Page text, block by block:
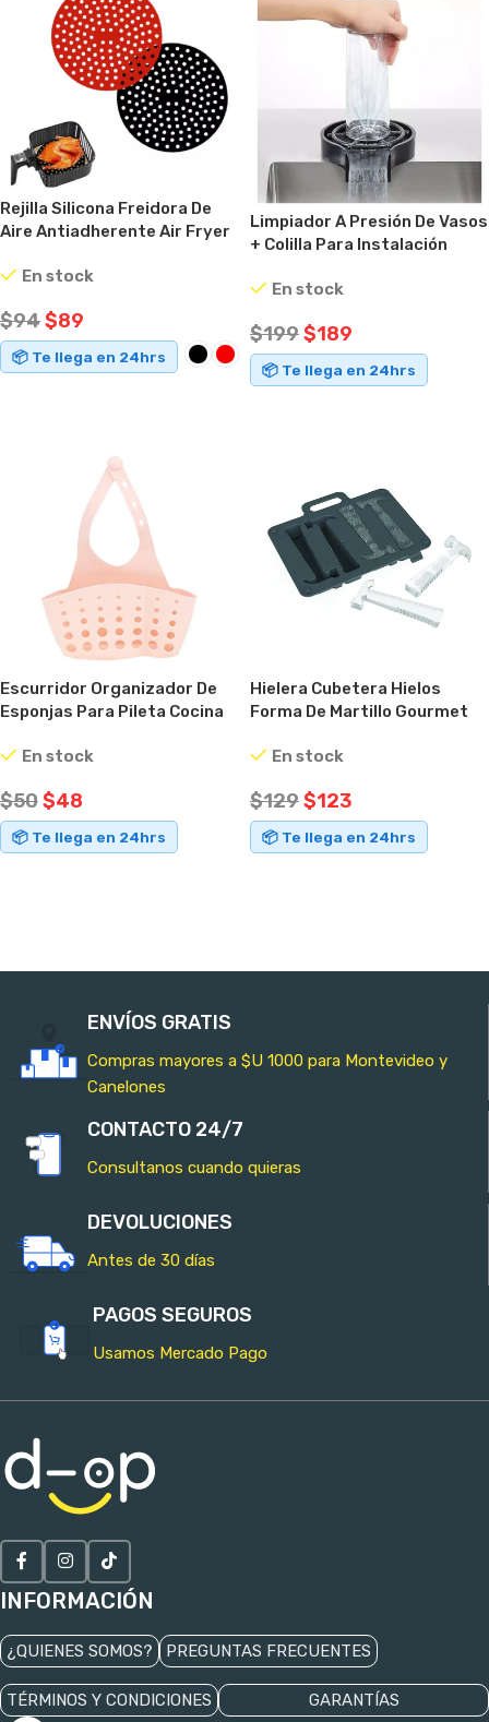
Rejilla Silicona Freidora De
Aire Antiadherente Air Fryer
En stock
$94$89
📦 Te llega en 24hrs
Limpiador A Presión De Vasos
+ Colilla Para Instalación
En stock
$199$189
📦 Te llega en 24hrs
Escurridor Organizador De
Esponjas Para Pileta Cocina
En stock
$50$48
📦 Te llega en 24hrs
Hielera Cubetera Hielos
Forma De Martillo Gourmet
En stock
$129$123
📦 Te llega en 24hrs
ENVÍOS GRATIS
Compras mayores a $U 1000 para Montevideo y
Canelones
CONTACTO 24/7
Consultanos cuando quieras
DEVOLUCIONES
Antes de 30 días
PAGOS SEGUROS
Usamos Mercado Pago
INFORMACIÓN
¿QUIENES SOMOS? PREGUNTAS FRECUENTES
TÉRMINOS Y CONDICIONES GARANTÍAS